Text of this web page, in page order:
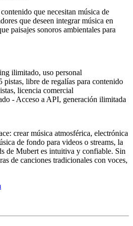
que necesitan música de
que deseen integrar música en
paisajes sonoros ambientales para
ilimitado, uso personal
pistas, libre de regalías para contenido
licencia comercial
- Acceso a API, generación ilimitada
crear música atmosférica, electrónica
de fondo para videos o streams, la
de Mubert es intuitiva y confiable. Sin
de canciones tradicionales con voces,